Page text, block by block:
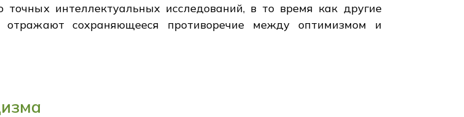
интеллектуальных исследований, в то время как другие
отражают сохраняющееся противоречие между оптимизмом и